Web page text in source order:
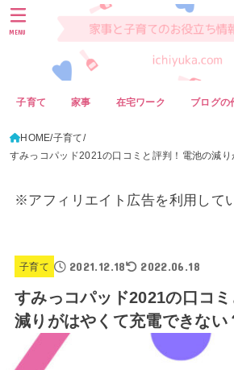
子育て 家事 在宅ワーク ブログの
MENU
HOME 子育て
すみっコパッド2021の口コミと評判！電池の減り
※アフィリエイト広告を利用して
子育て 2021.12.18 2022.06.18
すみっコパッド2021の口コ
減りがはやくて充電できない